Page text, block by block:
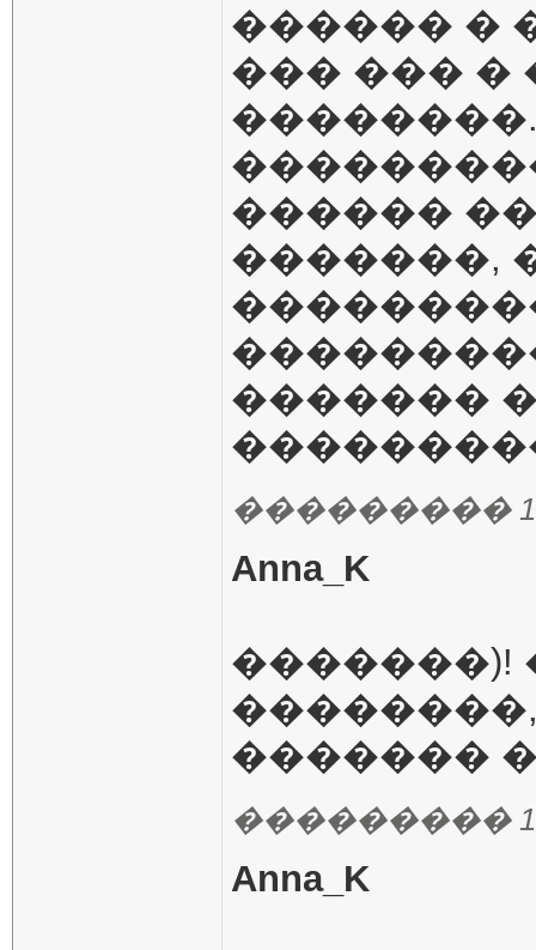
������ �
��� ��� �
������
�������,
�������
���������
Anna_K
�������)!
�������
���������
Anna_K